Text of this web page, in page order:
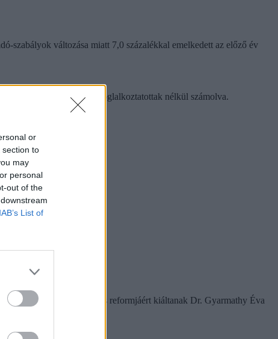
or
section to
may
personal
out of the
IAB’s List of
szabályok változása miatt 7,0 százalékkal emelkedett az előző év
volt az emelkedés a közfoglalkoztatottak nélkül számolva.
a rendszer gyökeres reformjáért kiáltanak Dr. Gyarmathy Éva